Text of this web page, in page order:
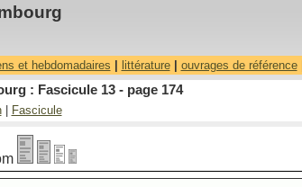
et hebdomadaires littérature| ouvrages de référence|
: Fascicule 13 - page 174
| Fascicule